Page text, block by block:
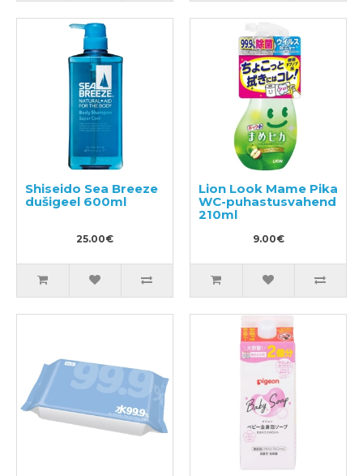
Shiseido Sea Breeze
dušigeel 600ml
25.00€
Lion Look Mame Pika
WC-puhastusvahend
210ml
9.00€